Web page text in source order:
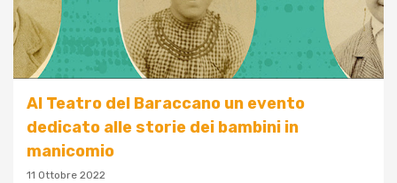
Al Teatro del Baraccano un evento
dedicato alle storie dei bambini in
manicomio
11 Ottobre 2022